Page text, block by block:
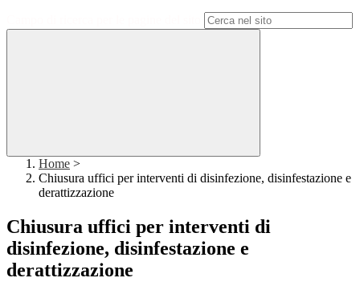
Home >
Chiusura uffici per interventi di disinfezione, disinfestazione e
derattizzazione
Chiusura uffici per interventi di
disinfezione, disinfestazione e
derattizzazione